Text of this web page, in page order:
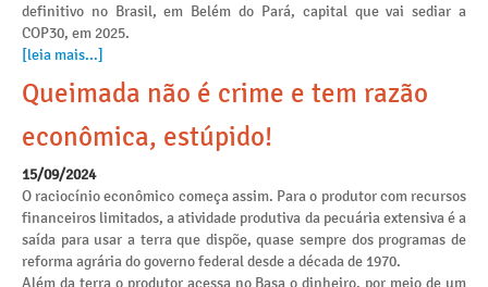
definitivo no Brasil, em Belém do Pará, capital que vai sediar a
COP30, em 2025.
[leia mais...]
Queimada não é crime e tem razão
econômica, estúpido!
15/09/2024
O raciocínio econômico começa assim. Para o produtor com recursos
financeiros limitados, a atividade produtiva da pecuária extensiva é a
saída para usar a terra que dispõe, quase sempre dos programas de
reforma agrária do governo federal desde a década de 1970.
Além da terra o produtor acessa no Basa o dinheiro, por meio de um